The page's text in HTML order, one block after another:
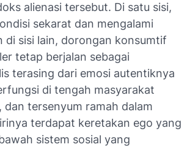
alienasi tersebut. Di satu sisi,
sekarat dan mengalami
di sisi lain, dorongan konsumtif
tetap berjalan sebagai
terasing dari emosi autentiknya
di tengah masyarakat
tersenyum ramah dalam
terdapat keretakan ego yang
sistem sosial yang